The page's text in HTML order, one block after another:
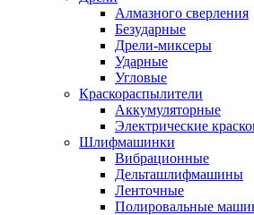
Алмазного сверления
Безударные
Дрели-миксеры
Ударные
Угловые
Краскораспылители
Аккумуляторные
Электрические
Шлифмашинки
Вибрационные
Дельташлифмашины
Ленточные
Полировальные